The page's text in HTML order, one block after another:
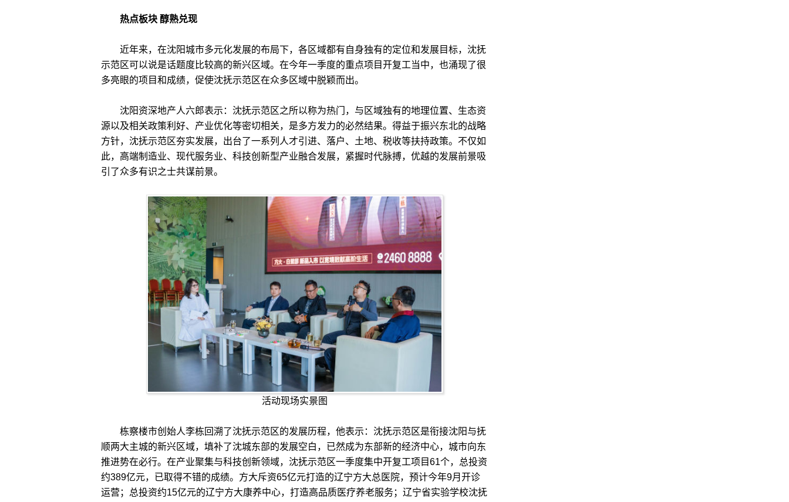
热点板块 醇熟兑现
近年来，在沈阳城市多元化发展的布局下，各区域都有自身独有的定位和发展目标，沈抚
示范区可以说是话题度比较高的新兴区域。在今年一季度的重点项目开复工当中，也涌现了很
多亮眼的项目和成绩，促使沈抚示范区在众多区域中脱颖而出。
沈阳资深地产人六郎表示：沈抚示范区之所以称为热门，与区域独有的地理位置、生态资
源以及相关政策利好、产业优化等密切相关，是多方发力的必然结果。得益于振兴东北的战略
方针，沈抚示范区夯实发展，出台了一系列人才引进、落户、土地、税收等扶持政策。不仅如
此，高端制造业、现代服务业、科技创新型产业融合发展，紧握时代脉搏，优越的发展前景吸
引了众多有识之士共谋前景。
活动现场实景图
栋察楼市创始人李栋回溯了沈抚示范区的发展历程，他表示：沈抚示范区是衔接沈阳与抚
顺两大主城的新兴区域，填补了沈城东部的发展空白，已然成为东部新的经济中心，城市向东
推进势在必行。在产业聚集与科技创新领域，沈抚示范区一季度集中开复工项目61个，总投资
约389亿元，已取得不错的成绩。方大斥资65亿元打造的辽宁方大总医院，预计今年9月开诊
运营；总投资约15亿元的辽宁方大康养中心，打造高品质医疗养老服务；辽宁省实验学校沈抚